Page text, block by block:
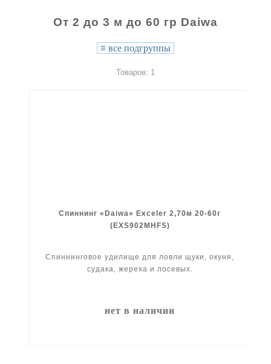
От 2 до 3 м до 60 гр Daiwa
≡ все подгруппы
Товаров: 1
Спиннинг «Daiwa» Exceler 2,70м 20-60г
(EXS902MHFS)
Спиннинговое удилище для ловли щуки, окуня,
судака, жереха и лосевых.
нет в наличии